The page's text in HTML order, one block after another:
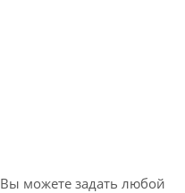
Вы можете задать любой